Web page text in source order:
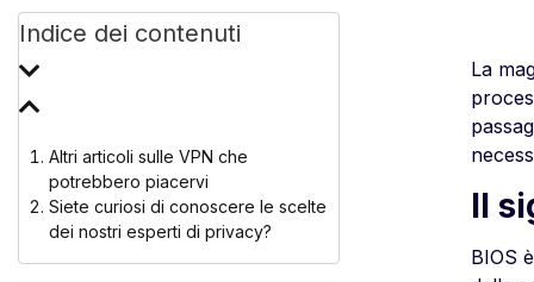
Indice dei contenuti
Altri articoli sulle VPN che
potrebbero piacervi
Siete curiosi di conoscere le scelte
dei nostri esperti di privacy?
La
Il
BIOS